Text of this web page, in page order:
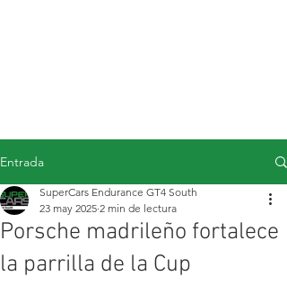
Entrada
Porsche madrileño fortalece
la parrilla de la Cup
SuperCars Endurance GT4 South
23 may 2025 2 min de lectura